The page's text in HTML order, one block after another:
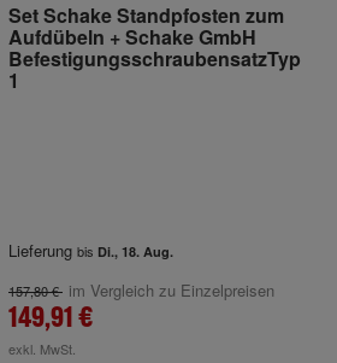
Set Schake Standpfosten zum
Aufdübeln + Schake GmbH
BefestigungsschraubensatzTyp
1
Lieferung bis Di., 18. Aug.
157,80 € im Vergleich zu Einzelpreisen
149,91 €
exkl. MwSt.